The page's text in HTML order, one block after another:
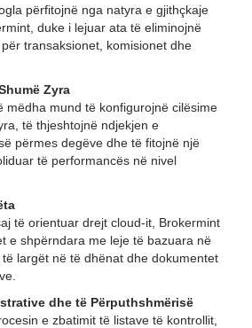
përfitojnë nga natyra e gjithçkaje
duke i lejuar ata të eliminojnë
transaksionet, komisionet dhe
Zyra
mëdha mund të konfigurojnë cilësime
të thjeshtojnë ndjekjen e
përmes degëve dhe të fitojnë një
të performancës në nivel
të orientuar drejt cloud-it, Brokermint
e shpërndara me leje të bazuara në
largët në të dhënat dhe dokumentet
dhe të Përputhshmërisë
e zbatimit të listave të kontrollit,